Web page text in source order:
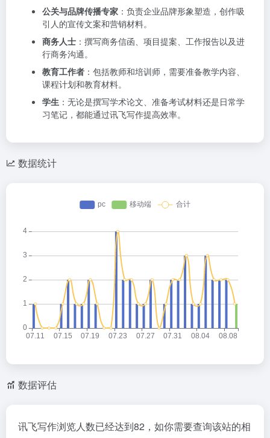
公关与品牌传播专家 ：负责企业品牌形象塑造，创作吸
引人的宣传文案和营销材料。
商务人士 ：撰写商务信函、项目提案、工作报告以及进
行商务沟通。
教育工作者 ：包括教师和培训师，需要准备教学内容、
课程计划和教育材料。
学生 ：无论是撰写学术论文、准备考试材料还是日常学
习笔记，都能通过讯飞写作提高效率。
数据统计
数据评估
讯飞写作浏览人数已经达到82，如你需要查询该站的相